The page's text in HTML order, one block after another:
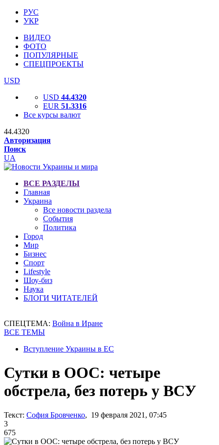
РУС
УКР
ВИДЕО
ФОТО
ПОПУЛЯРНЫЕ
СПЕЦПРОЕКТЫ
USD
USD 44.4320
EUR 51.3316
Все курсы валют
44.4320
Авторизация
Поиск
UA
ВСЕ РАЗДЕЛЫ
Главная
Украина
Все новости раздела
События
Политика
Город
Мир
Бизнес
Спорт
Lifestyle
Шоу-биз
Наука
БЛОГИ ЧИТАТЕЛЕЙ
СПЕЦТЕМА: Война в Иране
ВСЕ ТЕМЫ
Вступление Украины в ЕС
Сутки в ООС: четыре
обстрела, без потерь у ВСУ
Текст: София Бровченко, 19 февраля 2021, 07:45
3
675